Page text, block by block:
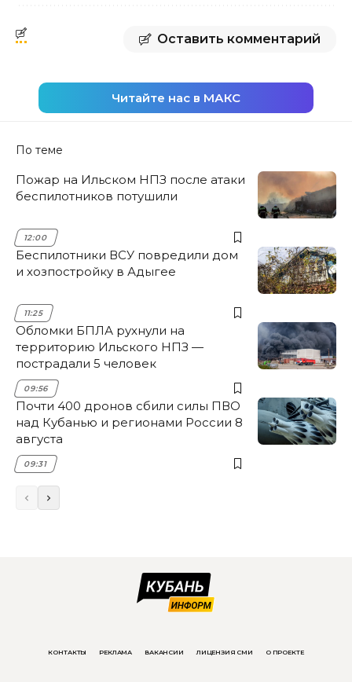
Оставить комментарий
Читайте нас в МАКС
По теме
Пожар на Ильском НПЗ после атаки
беспилотников потушили
12:00
Беспилотники ВСУ повредили дом
и хозпостройку в Адыгее
11:25
Обломки БПЛА рухнули на
территорию Ильского НПЗ —
пострадали 5 человек
09:56
Почти 400 дронов сбили силы ПВО
над Кубанью и регионами России 8
августа
09:31
КОНТАКТЫ РЕКЛАМА ВАКАНСИИ ЛИЦЕНЗИЯ СМИ О ПРОЕКТЕ